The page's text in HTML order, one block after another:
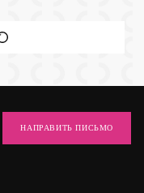
НАПРАВИТЬ ПИСЬМО